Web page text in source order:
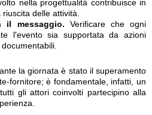
nella progettualità contribuisce in
delle attività.
il messaggio. Verificare che ogni
l'evento sia supportata da azioni
la giornata è stato il superamento
fornitore; è fondamentale, infatti, un
gli attori coinvolti partecipino alla